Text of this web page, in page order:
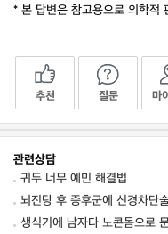
* 본 답변은 참고용으로 의학적
추천 질문 마
관련상담
귀두 너무 예민 해결법
뇌진탕 후 증후군에 신경차단
생식기에 남자다 노콘돔으로